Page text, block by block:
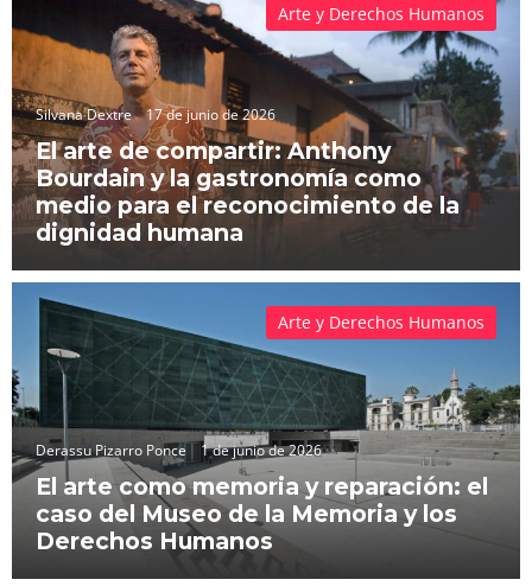
Silvana Dextre 17 de junio de 2026
El arte de compartir: Anthony
Bourdain y la gastronomía como
medio para el reconocimiento de la
dignidad humana
Arte y Derechos Humanos
Derassu Pizarro Ponce 1 de junio de 2026
El arte como memoria y reparación: el
caso del Museo de la Memoria y los
Derechos Humanos
Arte y Derechos Humanos